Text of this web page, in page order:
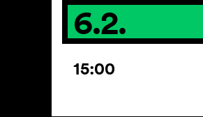
6.2.
15:00